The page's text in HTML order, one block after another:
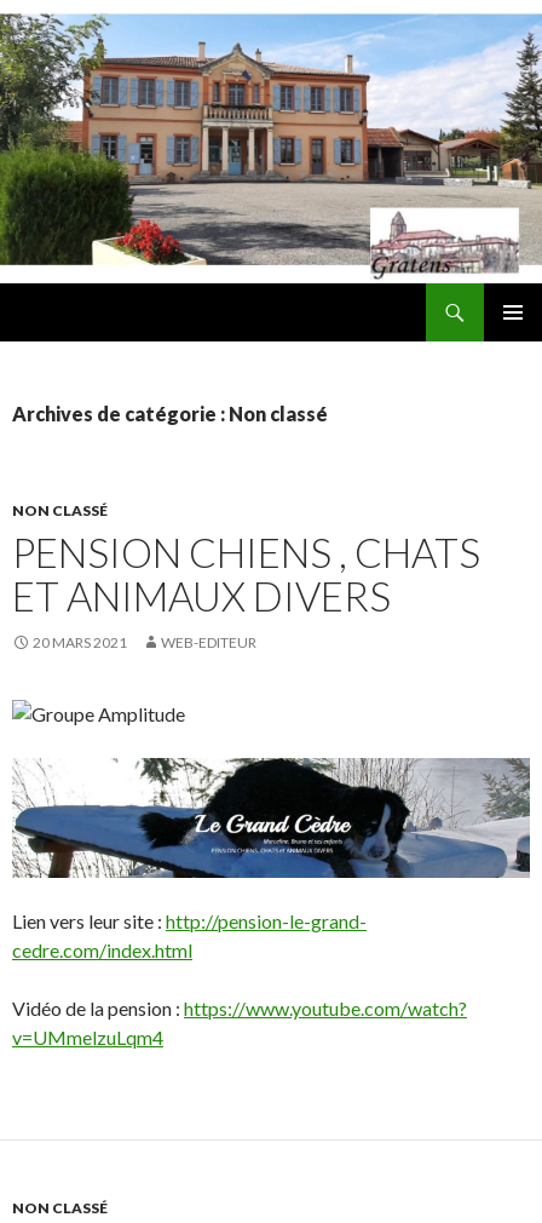
Archives de catégorie : Non classé
NON CLASSÉ
PENSION CHIENS , CHATS
ET ANIMAUX DIVERS
20 MARS 2021 WEB-EDITEUR
Lien vers leur site : http://pension-le-grand-
cedre.com/index.html
Vidéo de la pension : https://www.youtube.com/watch?
v=UMmelzuLqm4
NON CLASSÉ